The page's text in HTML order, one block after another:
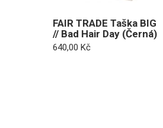
FAIR TRADE Taška BIG
// Bad Hair Day (Černá)
640,00 Kč